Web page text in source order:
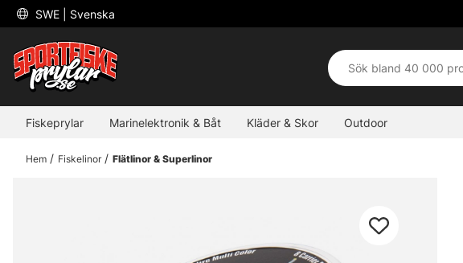
SWE | Svenska
Fiskeprylar Marinelektronik & Båt Kläder & Skor Outdoor
Hem Fiskelinor Flätlinor & Superlinor